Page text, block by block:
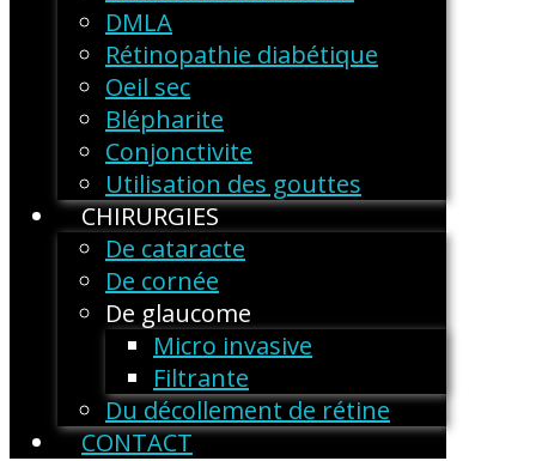
DMLA
Rétinopathie diabétique
Oeil sec
Blépharite
Conjonctivite
Utilisation des gouttes
CHIRURGIES
De cataracte
De cornée
De glaucome
Micro invasive
Filtrante
Du décollement de rétine
CONTACT